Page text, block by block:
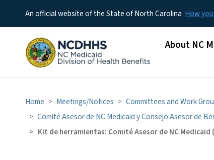
An official website of the State of North Carolina How
Main menu
About NC
Home Meetings/Notices Committees and Work
Comité Asesor de NC Medicaid y Consejo Asesor de
Kit de herramientas: Comité Asesor de NC Medicaid